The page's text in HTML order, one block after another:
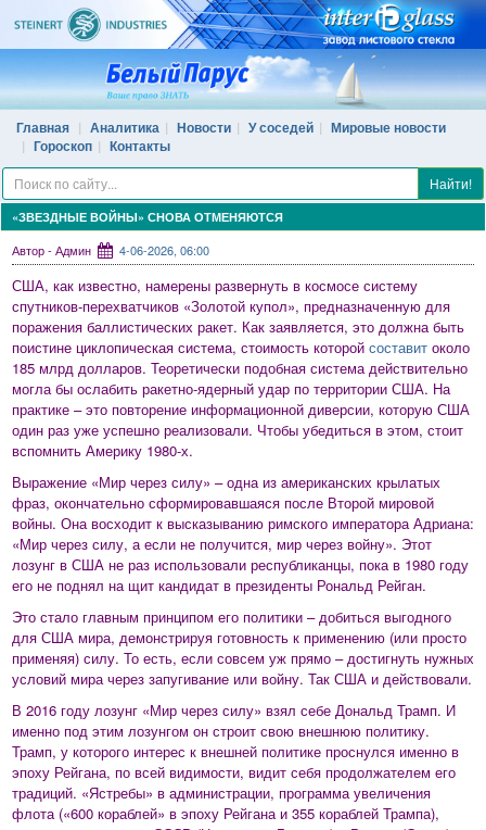
Главная Аналитика Новости У соседей
Мировые новости
Гороскоп
Контакты
Найти!
«ЗВЕЗДНЫЕ ВОЙНЫ» СНОВА ОТМЕНЯЮТСЯ
Автор - Админ 4-06-2026, 06:00
США, как известно, намерены развернуть в космосе систему
спутников-перехватчиков «Золотой купол», предназначенную для
поражения баллистических ракет. Как заявляется, это должна быть
поистине циклопическая система, стоимость которой составит около
185 млрд долларов. Теоретически подобная система действительно
могла бы ослабить ракетно-ядерный удар по территории США. На
практике – это повторение информационной диверсии, которую США
один раз уже успешно реализовали. Чтобы убедиться в этом, стоит
вспомнить Америку 1980-х.
Выражение «Мир через силу» – одна из американских крылатых
фраз, окончательно сформировавшаяся после Второй мировой
войны. Она восходит к высказыванию римского императора Адриана:
«Мир через силу, а если не получится, мир через войну». Этот
лозунг в США не раз использовали республиканцы, пока в 1980 году
его не поднял на щит кандидат в президенты Рональд Рейган.
Это стало главным принципом его политики – добиться выгодного
для США мира, демонстрируя готовность к применению (или просто
применяя) силу. То есть, если совсем уж прямо – достигнуть нужных
условий мира через запугивание или войну. Так США и действовали.
В 2016 году лозунг «Мир через силу» взял себе Дональд Трамп. И
именно под этим лозунгом он строит свою внешнюю политику.
Трамп, у которого интерес к внешней политике проснулся именно в
эпоху Рейгана, по всей видимости, видит себя продолжателем его
традиций. «Ястребы» в администрации, программа увеличения
флота («600 кораблей» в эпоху Рейгана и 355 кораблей Трампа),